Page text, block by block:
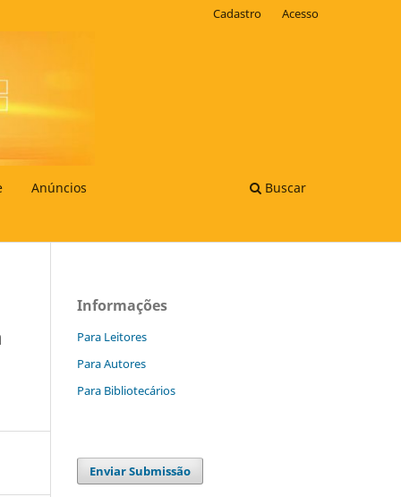
Anúncios Buscar
Cadastro Acesso
Informações
Para Leitores
Para Autores
Para Bibliotecários
Enviar Submissão